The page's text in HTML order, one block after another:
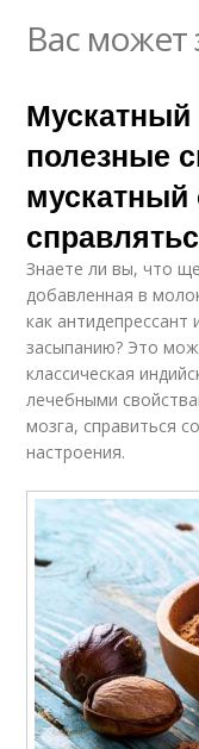
Вас может
Мускатный
полезные
мускатный
Знаете ли вы, что
добавленная в
как
засыпанию? Это
классическая
лечебными
мозга, справиться
настроения.